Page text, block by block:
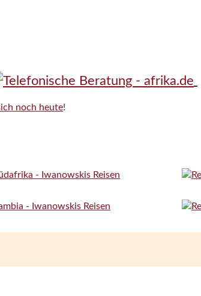
noch heute!